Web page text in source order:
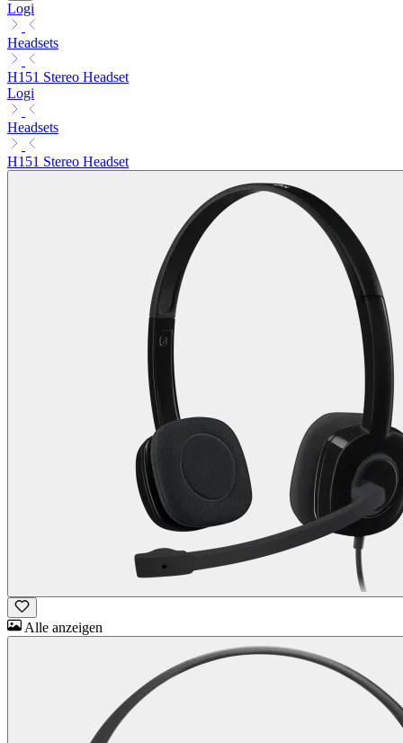
Logi
Headsets
H151 Stereo Headset
Logi
Headsets
H151 Stereo Headset
Alle anzeigen